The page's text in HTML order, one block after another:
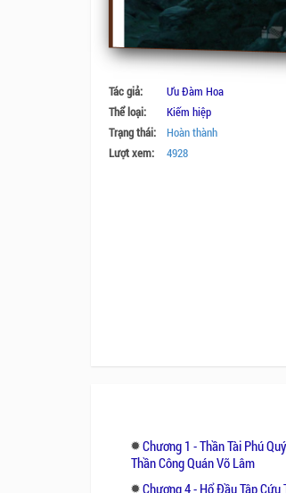
Tác giả:
Ưu Đàm Hoa
Thể loại:
Kiếm hiệp
Trạng thái:
Hoàn thành
Lượt xem:
4928
Chương 1 - Thần Tài Phú
Thần Công Quán Võ Lâm
Chương 4 - Hổ Đầu Tập Cứu